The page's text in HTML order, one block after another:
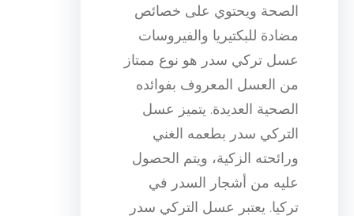
الصحة ويحتوي على خصائص
مضادة للبكتيريا والفيروسات
عسل تركي سدر هو نوع ممتاز
من العسل المعروف بفوائده
الصحية العديدة. يتميز عسل
التركي سدر بطعمه الغني
ورائحته الزكية، ويتم الحصول
عليه من أشجار السدر في
تركيا. يعتبر عسل التركي سدر